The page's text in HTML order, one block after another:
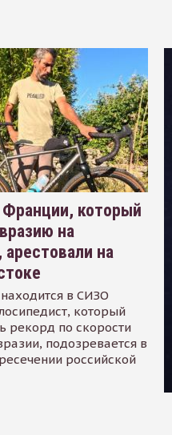
который
на
на
в СИЗО
который
рекорд по скорости
подозревается в
российской